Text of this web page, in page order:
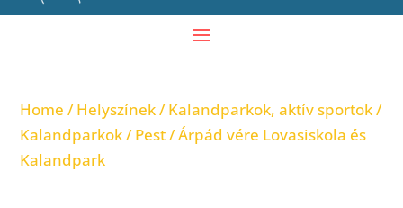
Home /Helyszínek/Kalandparkok, aktív sportok/
Kalandparkok/Pest/ Árpád vére Lovasiskola és
Kalandpark